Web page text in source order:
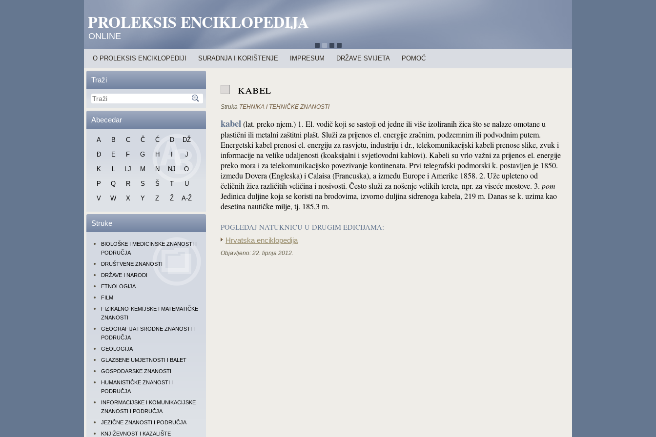
PROLEKSIS ENCIKLOPEDIJA
ONLINE
O PROLEKSIS ENCIKLOPEDIJI SURADNJA I KORIŠTENJE IMPRESUM DRŽAVE SVIJETA POMOĆ
Traži
Abecedar
A B C Č Ć D
DŽ
Đ
E F G H
J
K
L LJ M N NJ
O
P
Q R S Š T
U
V
W X Y Z Ž A-Ž
Struke
BIOLOŠKE I MEDICINSKE ZNANOSTI I
PODRUČJA
DRUŠTVENE ZNANOSTI
DRŽAVE I NARODI
ETNOLOGIJA
FILM
FIZIKALNO-KEMIJSKE I MATEMATIČKE
ZNANOSTI
GEOGRAFIJA I SRODNE ZNANOSTI I
PODRUČJA
GEOLOGIJA
GLAZBENE UMJETNOSTI I BALET
GOSPODARSKE ZNANOSTI
HUMANISTIČKE ZNANOSTI I
PODRUČJA
INFORMACIJSKE I KOMUNIKACIJSKE
ZNANOSTI I PODRUČJA
JEZIČNE ZNANOSTI I PODRUČJA
KNJIŽEVNOST I KAZALIŠTE
kabel
Struka TEHNIKA I TEHNIČKE ZNANOSTI
kabel(lat. preko njem.) 1. El. vodič koji se sastoji od jedne ili više izoliranih žica što se nalaze omotane u
plastični ili metalni zaštitni plašt. Služi za prijenos el. energije zračnim, podzemnim ili podvodnim putem.
Energetski kabel prenosi el. energiju za rasvjetu, industriju i dr., telekomunikacijski kabeli prenose slike, zvuk i
informacije na velike udaljenosti (koaksijalni i svjetlovodni kablovi). Kabeli su vrlo važni za prijenos el. energije
preko mora i za telekomunikacijsko povezivanje kontinenata. Prvi telegrafski podmorski k. postavljen je 1850.
između Dovera (Engleska) i Calaisa (Francuska), a između Europe i Amerike 1858. 2. Uže upleteno od
čeličnih žica različitih veličina i nosivosti. Često služi za nošenje velikih tereta, npr. za viseće mostove. 3. pom
Jedinica duljine koja se koristi na brodovima, izvorno duljina sidrenoga kabela, 219 m. Danas se k. uzima kao
desetina nautičke milje, tj. 185,3 m.
POGLEDAJ NATUKNICU U DRUGIM EDICIJAMA:
Hrvatska enciklopedija
Objavljeno: 22. lipnja 2012.